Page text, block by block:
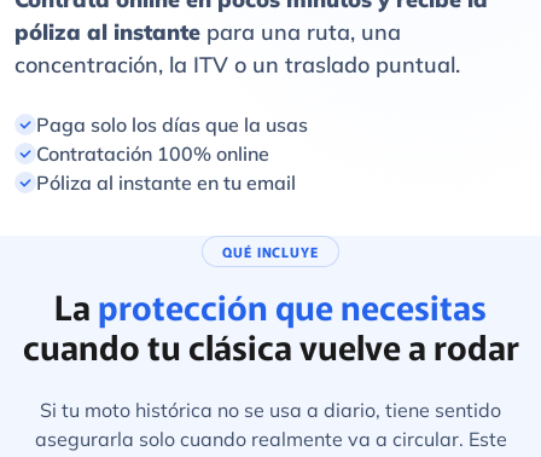
póliza al instante para una ruta, una
concentración, la ITV o un traslado puntual.
Paga solo los días que la usas
Contratación 100% online
Póliza al instante en tu email
QUÉ INCLUYE
La protección que necesitas
cuando tu clásica vuelve a rodar
Si tu moto histórica no se usa a diario, tiene sentido
asegurarla solo cuando realmente va a circular. Este